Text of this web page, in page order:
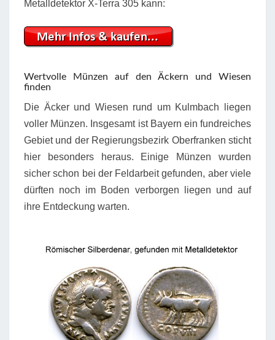
Metalldetektor X-Terra 305 kann:
Wertvolle Münzen auf den Äckern und Wiesen
finden
Die Äcker und Wiesen rund um Kulmbach liegen
voller Münzen. Insgesamt ist Bayern ein fundreiches
Gebiet und der Regierungsbezirk Oberfranken sticht
hier besonders heraus. Einige Münzen wurden
sicher schon bei der Feldarbeit gefunden, aber viele
dürften noch im Boden verborgen liegen und auf
ihre Entdeckung warten.